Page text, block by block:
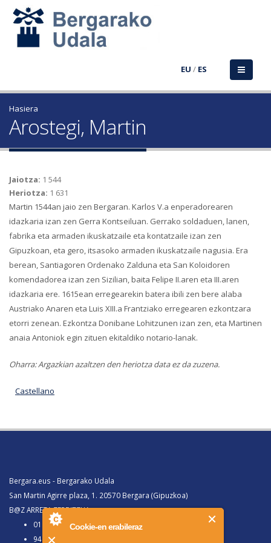
Cookie-en erabileraz
EU / ES
Hasiera
Arostegi, Martin
Jaiotza: 1 544
Heriotza: 1 631
Martin 1544an jaio zen Bergaran. Karlos V.a enperadorearen
idazkaria izan zen Gerra Kontseiluan. Gerrako soldaduen, lanen,
fabrika eta armaden ikuskatzaile eta kontatzaile izan zen
Gipuzkoan, eta gero, itsasoko armaden ikuskatzaile nagusia. Era
berean, Santiagoren Ordenako Zalduna eta San Koloidoren
komendadorea izan zen Sizilian, baita Felipe II.aren eta III.aren
idazkaria ere. 1615ean erregearekin batera ibili zen bere alaba
Austriako Anaren eta Luis XIII.a Frantziako erregearen ezkontzara
etorri zenean. Ezkontza Donibane Lohitzunen izan zen, eta Martinen
anaia Antoniok egin zituen ekitaldiko notario-lanak.
Oharra: Argazkian azaltzen den heriotza data ez da zuzena.
Castellano
Bergara.eus - Bergarako Udala
San Martin Agirre plaza, 1. 20570 Bergara (Gipuzkoa)
B@Z ARRETA ZERBITZUA:
010, Bergaratik deituz gero
943 77 91 00, Bergaraz kanpotik deituz gero